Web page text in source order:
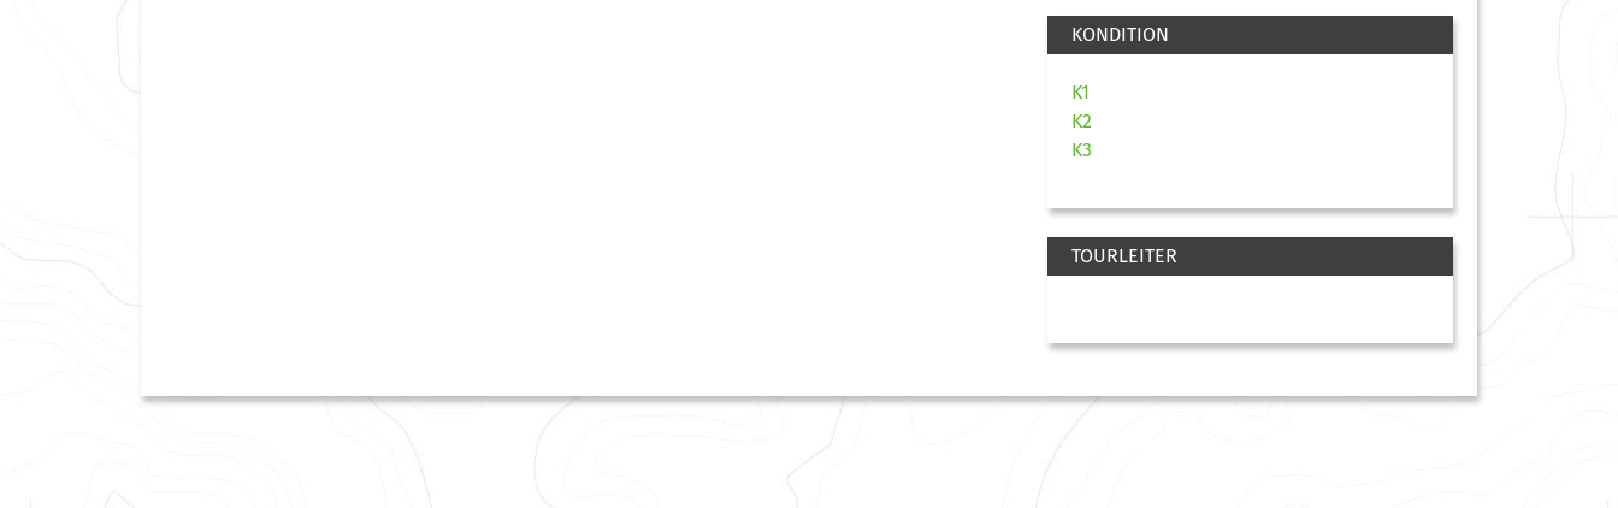
KONDITION
K1
K2
K3
TOURLEITER